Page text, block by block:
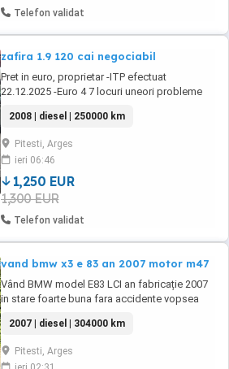
Telefon validat
zafira 1.9 120 cai negociabil
Pret in euro, proprietar -ITP efectuat
22.12.2025 -Euro 4 7 locuri uneori probleme
2008 | diesel | 250000 km
Pitesti, Arges
ieri 06:46
1,250 EUR
1,300 EUR
Telefon validat
vand bmw x3 e 83 an 2007 motor m47
Vând BMW model E83 LCI an fabricație 2007
in stare foarte buna fara accidente vopsea
funcționabil - Navigație ,bluethoot ,GPS -
Jante R18 anvelope mixte noi - Comenzi volan
- Scaune semipiele nappa - Cruise control -
2007 | diesel | 304000 km
Pitesti, Arges